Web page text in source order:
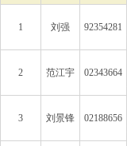
1 刘强 92354281
2 范江宇 02343664
3 刘景锋 02188656